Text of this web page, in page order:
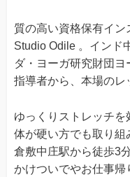
質の高い資格保有イ
Studio Odile 。インド
ダ・ヨーガ研究財団
指導者から、本場のレ
ゆっくりストレッチ
体が硬い方でも取り
倉敷中庄駅から徒歩3
かけついでやお仕事帰